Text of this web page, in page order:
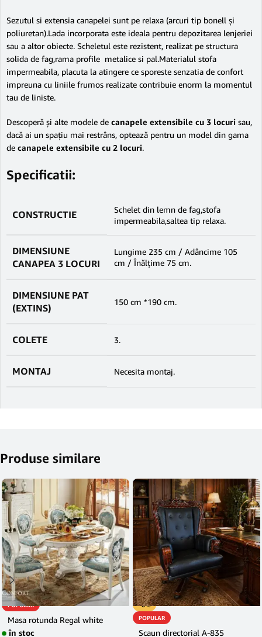
Sezutul si extensia canapelei sunt pe relaxa (arcuri tip bonell și
poliuretan).Lada incorporata este ideala pentru depozitarea lenjeriei
sau a altor obiecte. Scheletul este rezistent, realizat pe structura
solida de fag,rama profile metalice si pal.Materialul stofa
impermeabila, placuta la atingere ce sporeste senzatia de confort
impreuna cu liniile frumos realizate contribuie enorm la momentul
tau de liniste.
Descoperă și alte modele de canapele extensibile cu 3 locuri sau,
dacă ai un spațiu mai restrâns, optează pentru un model din gama
de canapele extensibile cu 2 locuri.
Specificatii:
CONSTRUCTIE
Schelet din lemn de fag,stofa
impermeabila,saltea tip relaxa.
DIMENSIUNE
CANAPEA 3 LOCURI
Lungime 235 cm / Adâncime 105
cm / Înălțime 75 cm.
DIMENSIUNE PAT
(EXTINS)
150 cm *190 cm.
COLETE 3.
MONTAJ Necesita montaj.
Produse similare
POPULAR
Masa rotunda Regal white
în stoc
-6%
POPULAR
Scaun directorial A-835